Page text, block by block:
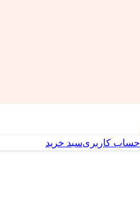
حساب کاربریسبد خرید